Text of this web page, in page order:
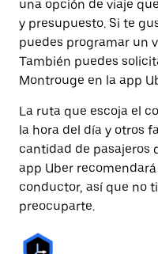
una opción de viaje
y presupuesto. Si te
puedes programar un
También puedes
Montrouge en la app
La ruta que escoja el
la hora del día y otros
cantidad de pasajeros
app Uber
conductor, así que no
preocuparte.